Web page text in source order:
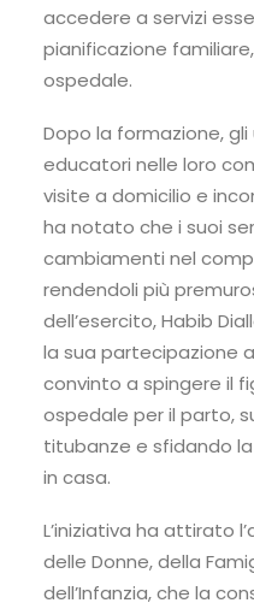
accedere a servizi
pianificazione
ospedale.
Dopo la formazione,
educatori nelle loro
visite a domicilio e
ha notato che i suoi
cambiamenti nel
rendendoli più
dell’esercito, Habib
la sua partecipazione
convinto a spingere il
ospedale per il parto,
titubanze e sfidando
in casa.
L’iniziativa ha attirato
delle Donne, della
dell’Infanzia, che la